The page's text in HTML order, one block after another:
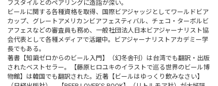
フスタイルとのペアリングに造詣が深い。
ビールに関する各種資格を取得、国際ビアジャッジとしてワールドビア
カップ、グレートアメリカンビアフェスティバル、チェコ・ターボルビ
アフェスなどの審査員も務め、一般社団法人日本ビアジャーナリスト協
会代表として各種メディアで活躍中。ビアジャーナリストアカデミー学
長でもある。
著書【知識ゼロからのビール入門】（幻冬舎刊）は台湾でも翻訳・出版
されたベストセラー。【藤原ヒロユキのイラストで巡る世界のビール博
物館】は韓国でも翻訳された。近著【ビールはゆっくり飲みなさい】